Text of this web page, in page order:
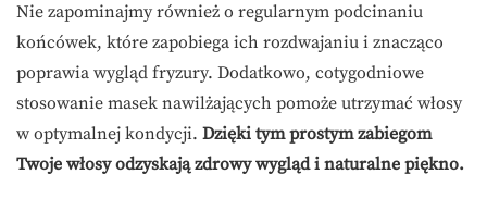
Nie zapominajmy również o regularnym podcinaniu
końcówek, które zapobiega ich rozdwajaniu i znacząco
poprawia wygląd fryzury. Dodatkowo, cotygodniowe
stosowanie masek nawilżających pomoże utrzymać włosy
w optymalnej kondycji. Dzięki tym prostym zabiegom
Twoje włosy odzyskają zdrowy wygląd i naturalne piękno.